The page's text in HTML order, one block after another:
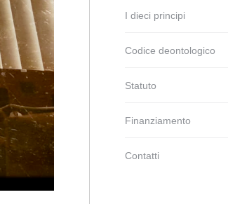
I dieci principi
Codice deontologico
Statuto
Finanziamento
Contatti